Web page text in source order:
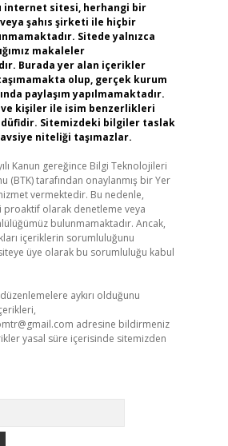
internet sitesi, herhangi bir
şahıs şirketi ile hiçbir
Sitede yalnızca
makaleler
Burada yer alan içerikler
olup, gerçek kurum
paylaşım yapılmamaktadır.
kişiler ile isim benzerlikleri
Sitemizdeki bilgiler taslak
niteliği taşımazlar.
Kanun gereğince Bilgi Teknolojileri
(BTK) tarafından onaylanmış bir Yer
vermektedir. Bu nedenle,
proaktif olarak denetleme veya
bulunmamaktadır. Ancak,
içeriklerin sorumluluğunu
üye olarak bu sorumluluğu kabul
aykırı olduğunu
adresine bildirmeniz
yasal süre içerisinde sitemizden